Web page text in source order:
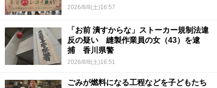
2026/8/8(土)16:57
「お前 潰すからな」ストーカー規制法違
反の疑い 縫製作業員の女（43）を逮
捕 香川県警
2026/8/8(土)16:51
ごみが燃料になる工程などを子どもたち